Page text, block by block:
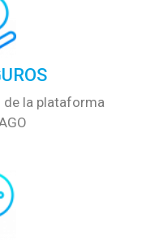
de la plataforma